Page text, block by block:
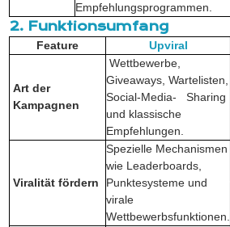
Empfehlungsprogrammen.
2. Funktionsumfang
Feature Upviral
Art der
Kampagnen
Wettbewerbe,
Giveaways, Wartelisten,
Social-Media- Sharing
und klassische
Empfehlungen.
Viralität fördern
Spezielle Mechanismen
wie Leaderboards,
Punktesysteme und
virale
Wettbewerbsfunktionen.